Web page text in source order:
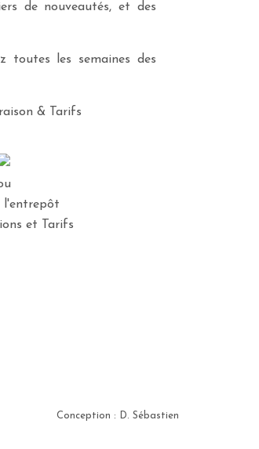
de nouveautés, et des
toutes les semaines des
& Tarifs
l'entrepôt
et Tarifs
Conception : D. Sébastien